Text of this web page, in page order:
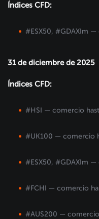
Índices CFD:
#ESX50, #GDAXIm
31 de diciembre de 2025
Índices CFD:
#HSI — comercio
#UK100 — comercio
#ESX50, #GDAXIm
#FCHI — comercio
#AUS200 —